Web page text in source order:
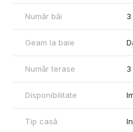
Certificatul Energetic al
proprietarului.
Oferim clienților următoarele
- consultanta obținere credite
- certificate energetice imobile;
- asigurări;
- servicii de evalure;
- consultanta juridica;
Număr băi 3
Geam la baie
Număr terase 3
Disponibilitate
Tip casă